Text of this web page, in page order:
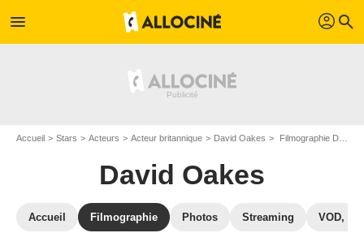
menu profil search
Accueil Stars Acteurs Acteur britannique David Oakes Filmographie David Oakes
David Oakes
Accueil Filmographie Photos Streaming VOD,